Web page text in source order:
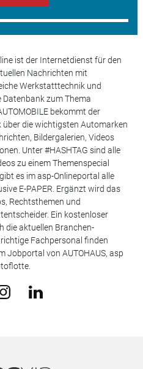
ist der Internetdienst für den
Nachrichten mit
Werkstatttechnik und
Datenbank zum Thema
bekommt der
die wichtigsten Automarken
Bildergalerien, Videos
Unter #HASHTAG sind alle
zu einem Themenspecial
es im asp-Onlineportal alle
E-PAPER. Ergänzt wird das
Rechtsthemen und
Ein kostenloser
die aktuellen Branchen-
Fachpersonal finden
Jobportal von AUTOHAUS, asp